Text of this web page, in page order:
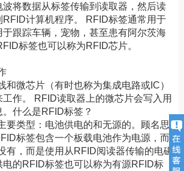
将数据从标签传输到读取器，然后读
计算机程序。 RFID标签通常用于
跟踪车辆，宠物，甚至患有阿尔茨海
标签也可以称为RFID芯片。
和微芯片（有时也称为集成电路或IC）
作。 RFID读取器上的微芯片会写入用
什么是RFID标签？
要类型：电池供电的和无源的。顾名思
标签包含一个板载电池作为电源，而
有，而是使用从RFID阅读器传输的电磁
的RFID标签也可以称为有源RFID标